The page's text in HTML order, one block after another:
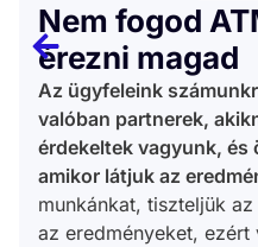
Nem fogod
érezni magad
Az ügyfeleink
valóban partnerek,
érdekeltek vagyunk, és
amikor látjuk az
munkánkat, tiszteljük
az eredményeket,